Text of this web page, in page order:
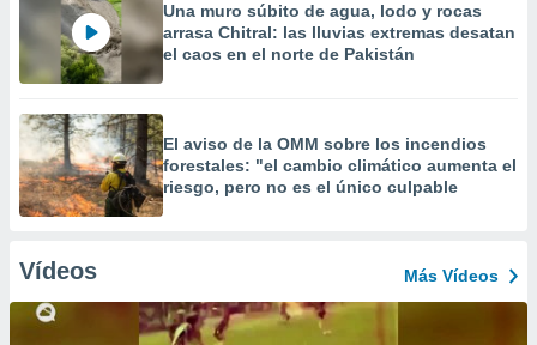
Una muro súbito de agua, lodo y rocas
arrasa Chitral: las lluvias extremas desatan
el caos en el norte de Pakistán
El aviso de la OMM sobre los incendios
forestales: "el cambio climático aumenta el
riesgo, pero no es el único culpable
Vídeos Más Vídeos